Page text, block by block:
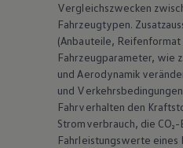
Vergleichszwecken
Fahrzeugtypen.
(Anbauteile,
Fahrzeugparameter, wie
und Aerodynamik
und
Fahrverhalten den
Stromverbrauch, die
Fahrleistungswerte eines